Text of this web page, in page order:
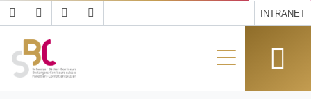
INTRANET